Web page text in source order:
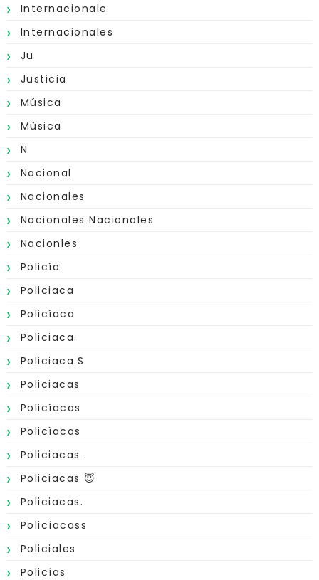
Internacionale
Internacionales
Ju
Justicia
Música
Mùsica
N
Nacional
Nacionales
Nacionales Nacionales
Nacionles
Policía
Policiaca
Policíaca
Policiaca.
Policiaca.s
Policiacas
Policíacas
Policìacas
Policiacas .
Policiacas 😇
Policiacas.
Policíacass
Policiales
Policías